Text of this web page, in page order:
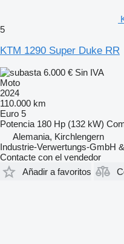
5
KTM 1290 Super Duke RR
6.000 € Sin IVA
Moto
2024
110.000 km
Euro 5
Potencia 180 Hp (132 kW)
Alemania, Kirchlengern
Industrie-Verwertungs-GmbH
Contacte con el vendedor
Añadir a favoritos